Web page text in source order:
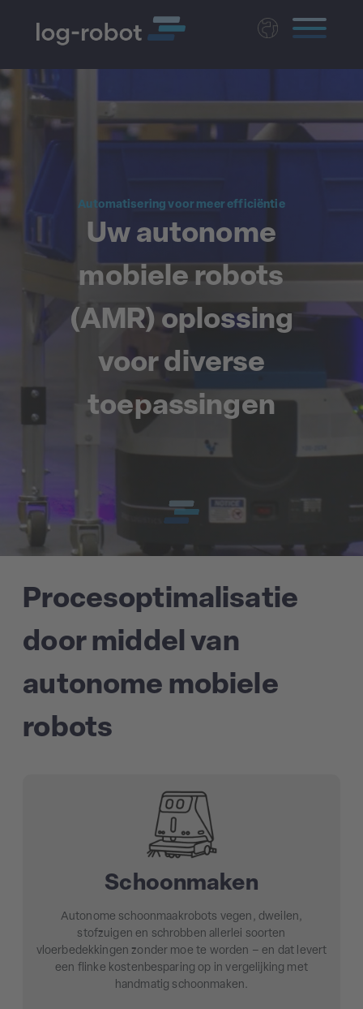
Automatisering voor meer efficiëntie
Uw autonome
mobiele robots
(AMR) oplossing
voor diverse
toepassingen
Procesoptimalisatie
door middel van
autonome mobiele
robots
Schoonmaken
Autonome schoonmaakrobots vegen, dweilen,
stofzuigen en schrobben allerlei soorten
vloerbedekkingen zonder moe te worden – en dat levert
een flinke kostenbesparing op in vergelijking met
handmatig schoonmaken.